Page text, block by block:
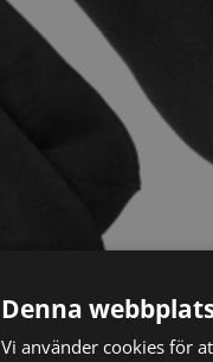
Denna
Vi använder cookies för